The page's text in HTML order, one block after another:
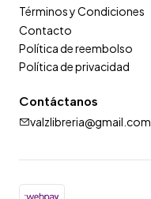
Términos y Condiciones
Contacto
Política de reembolso
Política de privacidad
Contáctanos
valzlibreria@gmail.com